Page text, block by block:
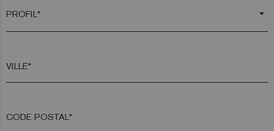
arrow_drop_down
VILLE*
CODE POSTAL*